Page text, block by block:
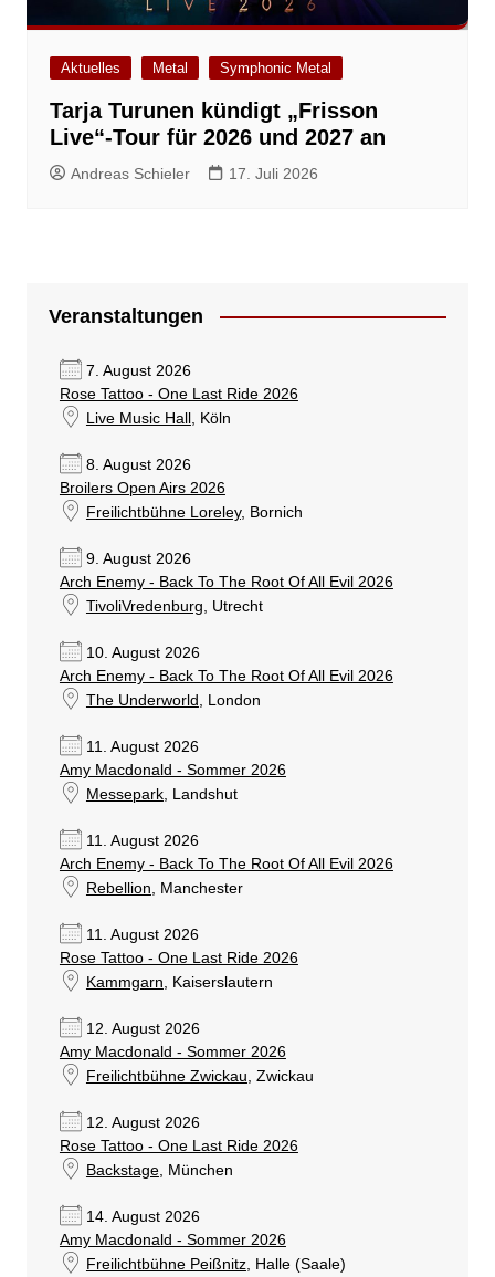
Aktuelles Metal Symphonic Metal
Tarja Turunen kündigt „Frisson
Live“-Tour für 2026 und 2027 an
Andreas Schieler 17. Juli 2026
Veranstaltungen
7. August 2026
Rose Tattoo - One Last Ride 2026
Live Music Hall
, Köln
8. August 2026
Broilers Open Airs 2026
Freilichtbühne Loreley, Bornich
9. August 2026
Arch Enemy - Back To The Root Of All Evil 2026
TivoliVredenburg , Utrecht
10. August 2026
Arch Enemy - Back To The Root Of All Evil 2026
The Underworld
, London
11. August 2026
Amy Macdonald - Sommer 2026
Messepark, Landshut
11. August 2026
Arch Enemy - Back To The Root Of All Evil 2026
Rebellion , Manchester
11. August 2026
Rose Tattoo - One Last Ride 2026
Kammgarn , Kaiserslautern
12. August 2026
Amy Macdonald - Sommer 2026
Freilichtbühne Zwickau , Zwickau
12. August 2026
Rose Tattoo - One Last Ride 2026
Backstage, München
14. August 2026
Amy Macdonald - Sommer 2026
Freilichtbühne Peißnitz, Halle (Saale)